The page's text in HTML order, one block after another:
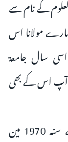
کے نام سے
مولانا اس
سال جامعة
آپ اس کے بھی
چار سال جامعة إسلامية مين گزارنے کے سنہ 1970 مین